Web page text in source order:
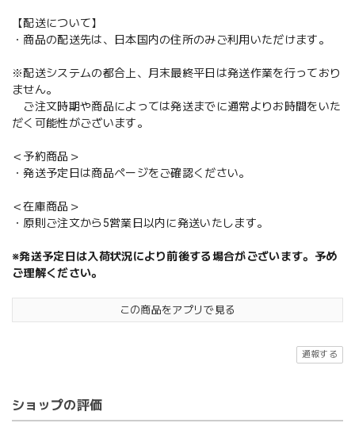
【配送について】
・商品の配送先は、日本国内の住所のみご利用いただけます。
※配送システムの都合上、月末最終平日は発送作業を行っており
ません。
ご注文時期や商品によっては発送までに通常よりお時間をいた
だく可能性がございます。
＜予約商品＞
・発送予定日は商品ページをご確認ください。
＜在庫商品＞
・原則ご注文から5営業日以内に発送いたします。
※発送予定日は入荷状況により前後する場合がございます。予め
ご理解ください。
この商品をアプリで見る
通報する
ショップの評価